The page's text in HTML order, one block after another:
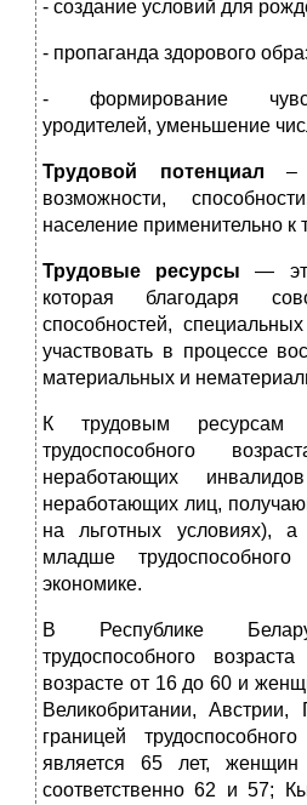
- создание условий для
- пропаганда здорового
- формирование
уродителей, уменьшение
Трудовой потенциал –
возможности,
население применительно к
Трудовые ресурсы—
которая благодаря
способностей,
участвовать в процессе
материальных и
К трудовым ресурсам
трудоспособного
неработающих
неработающих лиц,
на льготных условиях),
младше
экономике.
В Республике
трудоспособного
возрасте от 16 до 60 и
Великобритании, Австрии,
границей
является 65 лет,
соответственно 62 и 57;